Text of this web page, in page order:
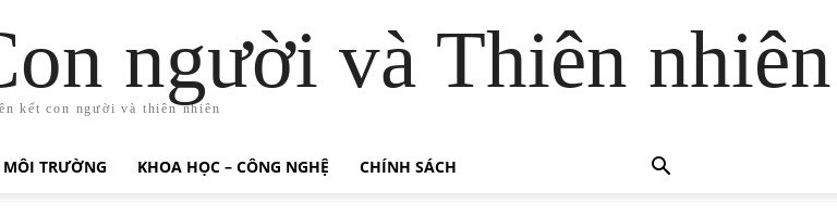
người và Thiên nhiên
kết con người và thiên nhiên
MÔI TRƯỜNG KHOA HỌC – CÔNG NGHỆ CHÍNH SÁCH